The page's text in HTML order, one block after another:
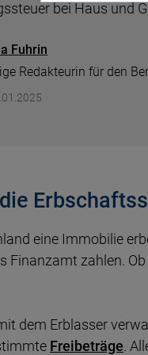
KfW
bei Haus und
Fuhrin
Redakteurin für den
eine Immo­bilie
Finanz­amt zahlen.
dem Erb­lasser
Frei­be­träge.